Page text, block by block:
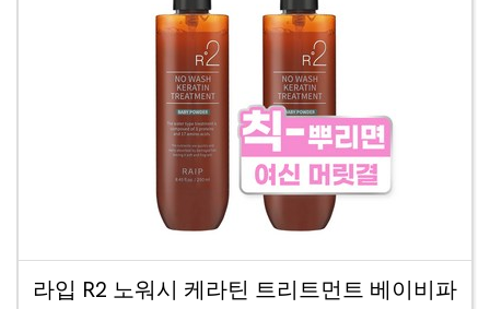
라입 R2 노워시 케라틴 트리트먼트 베이비파